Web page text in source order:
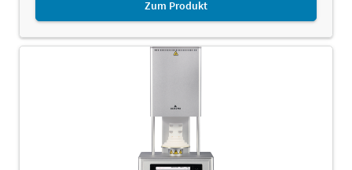
Zum Produkt